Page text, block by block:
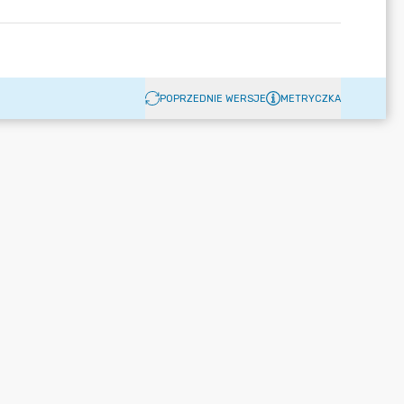
POPRZEDNIE WERSJE METRYCZKA